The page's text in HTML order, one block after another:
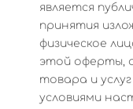
является
принятия
физическое
этой оферты,
товара и
условиями